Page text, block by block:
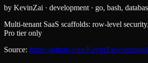
by KevinZai · development · go, bash,
Multi-tenant SaaS scaffolds: row-level
Pro tier only
Source: https://github.com/KevinZai/